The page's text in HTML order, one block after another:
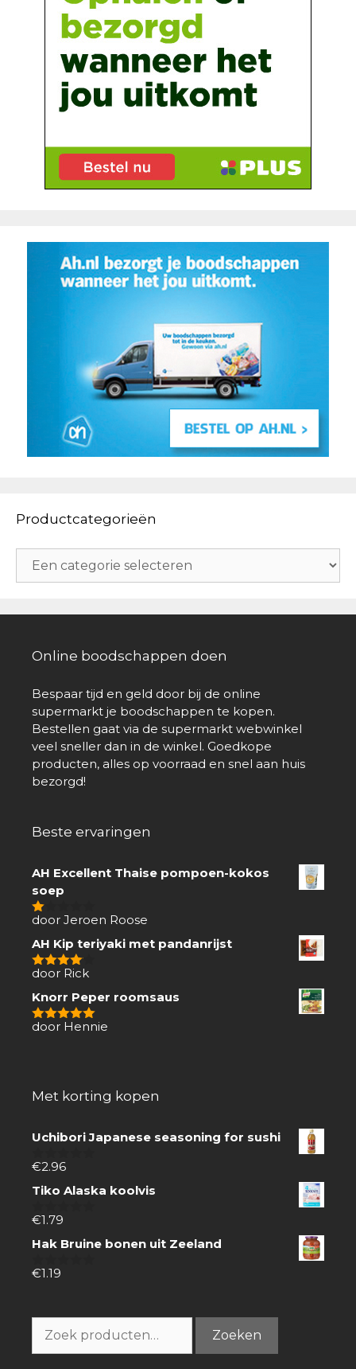
Productcategorieën
Online boodschappen doen
Bespaar tijd en geld door bij de online
supermarkt je boodschappen te kopen.
Bestellen gaat via de supermarkt webwinkel
veel sneller dan in de winkel. Goedkope
producten, alles op voorraad en snel aan huis
bezorgd!
Beste ervaringen
AH Excellent Thaise pompoen-kokos
soep
1
5
door Jeroen Roose
AH Kip teriyaki met pandanrijst
4van 5
door Rick
Knorr Peper roomsaus
5van 5
door Hennie
Met korting kopen
Uchibori Japanese seasoning for sushi
0
5
€2.96
Tiko Alaska koolvis
0
5
€1.79
Hak Bruine bonen uit Zeeland
0
€1.19
naar:
Zoeken